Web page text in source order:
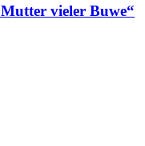
vieler Buwe“